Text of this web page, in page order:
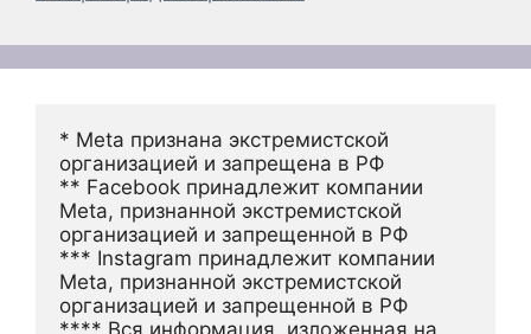
* Meta признана экстремистской
организацией и запрещена в РФ
** Facebook принадлежит компании
Meta, признанной экстремистской
организацией и запрещенной в РФ
*** Instagram принадлежит компании
Meta, признанной экстремистской
организацией и запрещенной в РФ
**** Вся информация, изложенная на